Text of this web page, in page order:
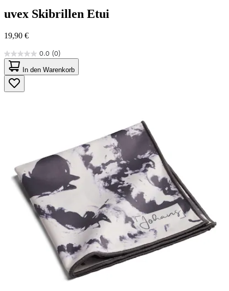
uvex Skibrillen Etui
19,90 €
0.0 (0)
0.0
von
5
Sternen.
In den Warenkorb